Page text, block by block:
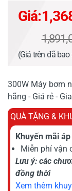
Giá:
(Giá trên đã
300W Máy bơm
hãng - Giá rẻ -
QUÀ TẶNG &
Khuyến mãi
Miễn phí vận
Lưu ý: các
đồng thời
Xem thêm